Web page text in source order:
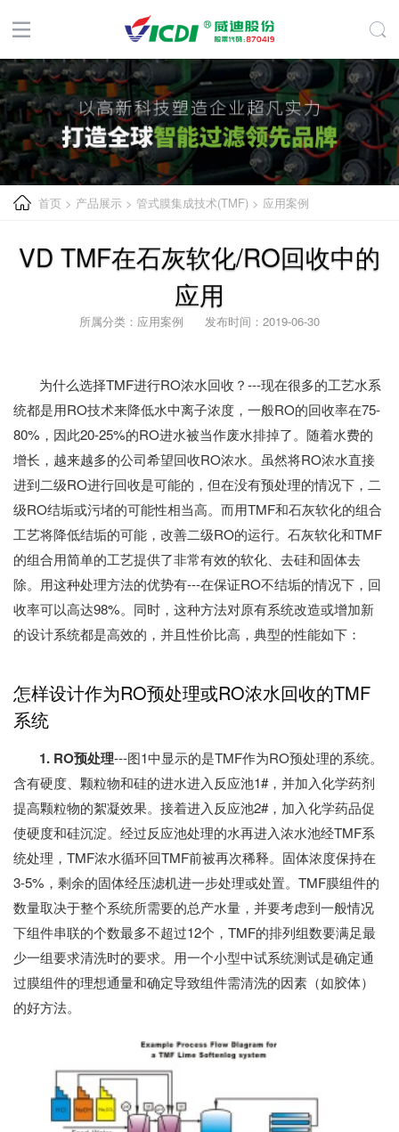
首页 > 产品展示 > 管式膜集成技术(TMF) > 应用案例
VD TMF在石灰软化/RO回收中的
应用
所属分类：应用案例 发布时间：2019-06-30
为什么选择TMF进行RO浓水回收？---现在很多的工艺水系
统都是用RO技术来降低水中离子浓度，一般RO的回收率在75-
80%，因此20-25%的RO进水被当作废水排掉了。随着水费的
增长，越来越多的公司希望回收RO浓水。虽然将RO浓水直接
进到二级RO进行回收是可能的，但在没有预处理的情况下，二
级RO结垢或污堵的可能性相当高。而用TMF和石灰软化的组合
工艺将降低结垢的可能，改善二级RO的运行。石灰软化和TMF
的组合用简单的工艺提供了非常有效的软化、去硅和固体去
除。用这种处理方法的优势有---在保证RO不结垢的情况下，回
收率可以高达98%。同时，这种方法对原有系统改造或增加新
的设计系统都是高效的，并且性价比高，典型的性能如下：
怎样设计作为RO预处理或RO浓水回收的TMF
系统
1. RO预处理---图1中显示的是TMF作为RO预处理的系统。
含有硬度、颗粒物和硅的进水进入反应池1#，并加入化学药剂
提高颗粒物的絮凝效果。接着进入反应池2#，加入化学药品促
使硬度和硅沉淀。经过反应池处理的水再进入浓水池经TMF系
统处理，TMF浓水循环回TMF前被再次稀释。固体浓度保持在
3-5%，剩余的固体经压滤机进一步处理或处置。TMF膜组件的
数量取决于整个系统所需要的总产水量，并要考虑到一般情况
下组件串联的个数最多不超过12个，TMF的排列组数要满足最
少一组要求清洗时的要求。用一个小型中试系统测试是确定通
过膜组件的理想通量和确定导致组件需清洗的因素（如胶体）
的好方法。